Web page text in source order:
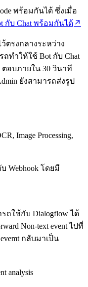
พร้อมกันได้ ซึ่งเมื่อ
กับ Chat พร้อมกันได้
ตรงกลางระหว่าง
ถทำให้ใช้ Bot กับ Chat
อบภายใน 30 วินาที
ยังสามารถส่งรูป
Image Processing,
Webhook โดยมี
รถใช้กับ Dialogflow ได้
Non-text event ไปที่
กลับมาเป็น
analysis